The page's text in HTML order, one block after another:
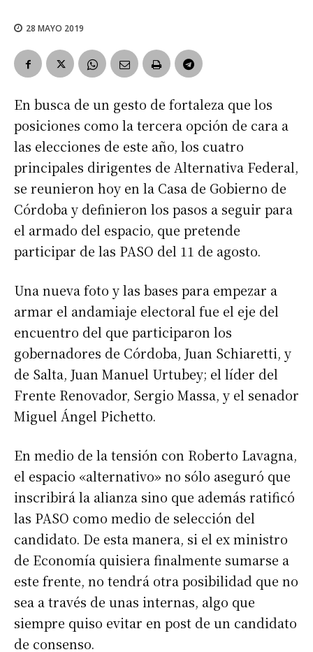
28 MAYO 2019
En busca de un gesto de fortaleza que los
posiciones como la tercera opción de cara a
las elecciones de este año, los cuatro
principales dirigentes de Alternativa Federal,
se reunieron hoy en la Casa de Gobierno de
Córdoba y definieron los pasos a seguir para
el armado del espacio, que pretende
participar de las PASO del 11 de agosto.
Una nueva foto y las bases para empezar a
armar el andamiaje electoral fue el eje del
encuentro del que participaron los
gobernadores de Córdoba, Juan Schiaretti, y
de Salta, Juan Manuel Urtubey; el líder del
Frente Renovador, Sergio Massa, y el senador
Miguel Ángel Pichetto.
En medio de la tensión con Roberto Lavagna,
el espacio «alternativo» no sólo aseguró que
inscribirá la alianza sino que además ratificó
las PASO como medio de selección del
candidato. De esta manera, si el ex ministro
de Economía quisiera finalmente sumarse a
este frente, no tendrá otra posibilidad que no
sea a través de unas internas, algo que
siempre quiso evitar en post de un candidato
de consenso.